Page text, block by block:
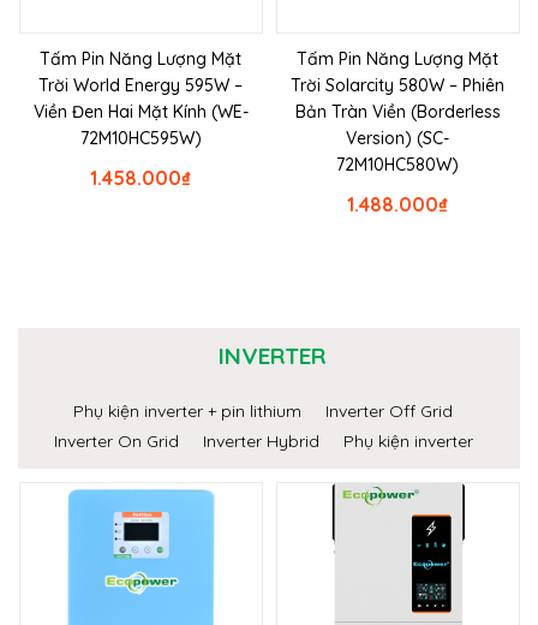
Tấm Pin Năng Lượng Mặt
Trời World Energy 595W –
Viền Đen Hai Mặt Kính (WE-
72M10HC595W)
₫
1.458.000
Tấm Pin Năng Lượng Mặt
Trời Solarcity 580W – Phiên
Bản Tràn Viền (Borderless
Version) (SC-
72M10HC580W)
₫
1.488.000
INVERTER
Phụ kiện inverter + pin lithium
Inverter Off Grid
Inverter On Grid
Inverter Hybrid Phụ kiện inverter